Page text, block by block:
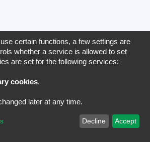
certain functions, a few settings are
whether a service is allowed to set
are set for the following services:
cookies.
later at any time.
Decline Accept